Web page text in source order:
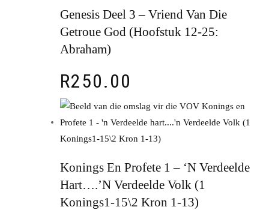
Genesis Deel 3 – Vriend Van Die
Getroue God (Hoofstuk 12-25:
Abraham)
R250.00
Konings En Profete 1 – ‘n Verdeelde
Hart….’n Verdeelde Volk (1
Konings1-15\2 Kron 1-13)